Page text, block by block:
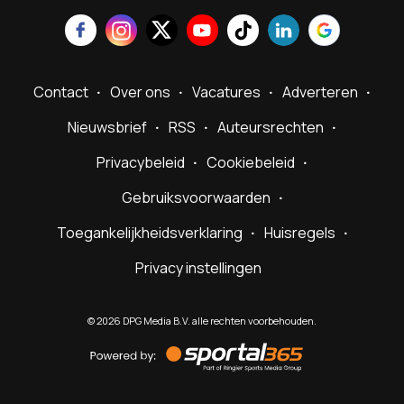
Contact Over ons Vacatures
Adverteren
Nieuwsbrief
RSS
Auteursrechten
Privacybeleid
Cookiebeleid
Gebruiksvoorwaarden
Toegankelijkheidsverklaring
Huisregels
Privacy instellingen
©2026 DPG Media B.V. alle rechten voorbehouden.
by
Sportal365